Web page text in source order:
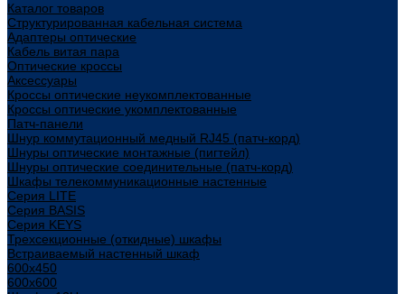
Каталог товаров
Структурированная кабельная система
Адаптеры оптические
Кабель витая пара
Оптические кроссы
Аксессуары
Кроссы оптические неукомплектованные
Кроссы оптические укомплектованные
Патч-панели
Шнур коммутационный медный RJ45 (патч-корд)
Шнуры оптические монтажные (пигтейл)
Шнуры оптические соединительные (патч-корд)
Шкафы телекоммуникационные настенные
Cерия LITE
Cерия BASIS
Cерия KEYS
Трехсекционные (откидные) шкафы
Встраиваемый настенный шкаф
600x450
600x600